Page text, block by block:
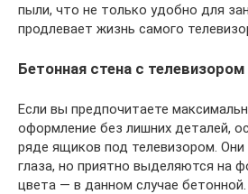
пыли, что не только удобно для
продлевает жизнь самого
Бетонная стена с телевизором
Если вы предпочитаете
оформление без лишних деталей,
ряде ящиков под телевизором.
глаза, но приятно выделяются на
цвета — в данном случае бетонной.